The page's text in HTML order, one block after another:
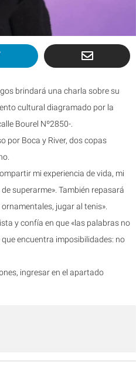
brindará una charla sobre su
cultural diagramado por la
Bourel Nº2850-.
por Boca y River, dos copas
mi experiencia de vida, mi
superarme». También repasará
jugar al tenis».
y confía en que «las palabras no
encuentra imposibilidades: no
ingresar en el apartado